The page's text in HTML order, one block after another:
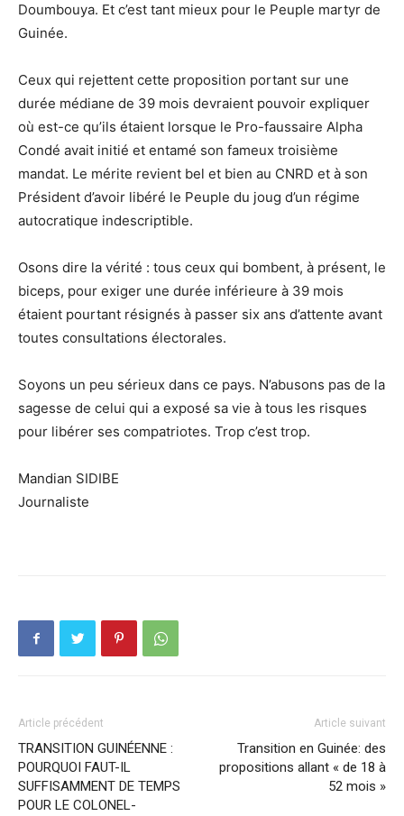
Doumbouya. Et c’est tant mieux pour le Peuple martyr de
Guinée.
Ceux qui rejettent cette proposition portant sur une
durée médiane de 39 mois devraient pouvoir expliquer
où est-ce qu’ils étaient lorsque le Pro-faussaire Alpha
Condé avait initié et entamé son fameux troisième
mandat. Le mérite revient bel et bien au CNRD et à son
Président d’avoir libéré le Peuple du joug d’un régime
autocratique indescriptible.
Osons dire la vérité : tous ceux qui bombent, à présent, le
biceps, pour exiger une durée inférieure à 39 mois
étaient pourtant résignés à passer six ans d’attente avant
toutes consultations électorales.
Soyons un peu sérieux dans ce pays. N’abusons pas de la
sagesse de celui qui a exposé sa vie à tous les risques
pour libérer ses compatriotes. Trop c’est trop.
Mandian SIDIBE
Journaliste
Article précédent
TRANSITION GUINÉENNE :
POURQUOI FAUT-IL
SUFFISAMMENT DE TEMPS
POUR LE COLONEL-
Article suivant
Transition en Guinée: des
propositions allant « de 18 à
52 mois »